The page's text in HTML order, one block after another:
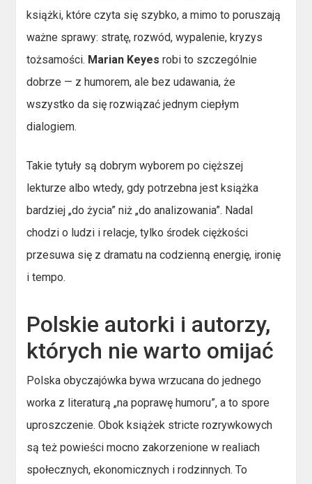
książki, które czyta się szybko, a mimo to poruszają
ważne sprawy: stratę, rozwód, wypalenie, kryzys
tożsamości. Marian Keyes robi to szczególnie
dobrze — z humorem, ale bez udawania, że
wszystko da się rozwiązać jednym ciepłym
dialogiem.
Takie tytuły są dobrym wyborem po cięższej
lekturze albo wtedy, gdy potrzebna jest książka
bardziej „do życia” niż „do analizowania”. Nadal
chodzi o ludzi i relacje, tylko środek ciężkości
przesuwa się z dramatu na codzienną energię, ironię
i tempo.
Polskie autorki i autorzy,
których nie warto omijać
Polska obyczajówka bywa wrzucana do jednego
worka z literaturą „na poprawę humoru”, a to spore
uproszczenie. Obok książek stricte rozrywkowych
są też powieści mocno zakorzenione w realiach
społecznych, ekonomicznych i rodzinnych. To